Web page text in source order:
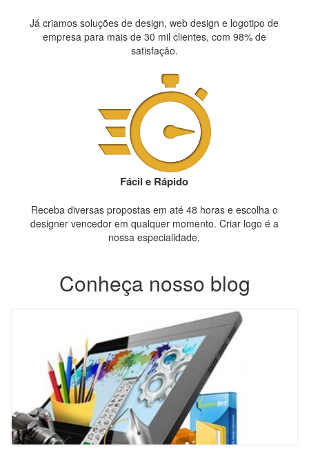
Já criamos soluções de design, web design e logotipo de
empresa para mais de 30 mil clientes, com 98% de
satisfação.
Fácil e Rápido
Receba diversas propostas em até 48 horas e escolha o
designer vencedor em qualquer momento. Criar logo é a
nossa especialidade.
Conheça nosso blog